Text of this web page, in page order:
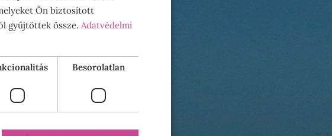
Ön biztosított
gyűjtöttek össze. Adatvédelmi
Besorolatlan